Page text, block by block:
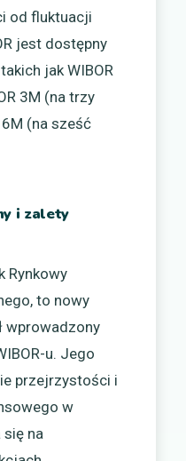
od fluktuacji
jest dostępny
jak WIBOR
3M (na trzy
(na sześć
i zalety
Rynkowy
to nowy
wprowadzony
u. Jego
przejrzystości i
w
się na